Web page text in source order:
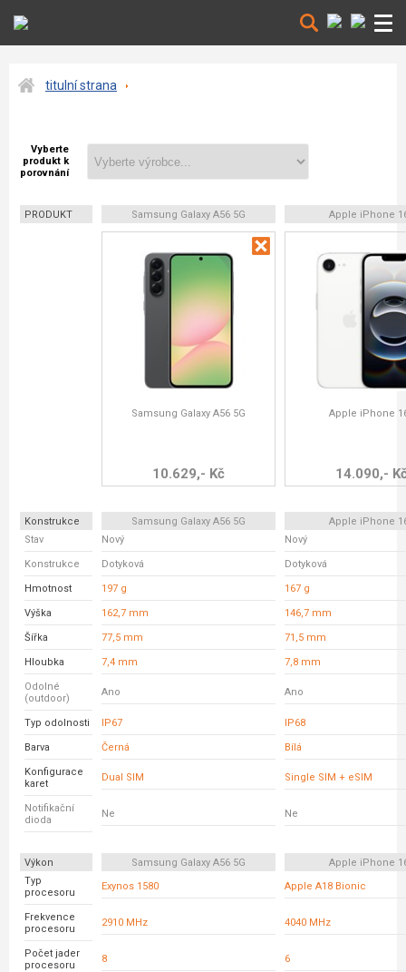
titulní strana
Vyberte
produkt k
porovnání
PRODUKT Samsung Galaxy A56 5G Apple iPhone
Samsung Galaxy A56 5G
10.629,- Kč
Apple iPhone
14.090,-
Konstrukce Samsung Galaxy A56 5G
Apple iPhone
Stav
Nový Nový
Konstrukce Dotyková Dotyková
Hmotnost 197 g 167 g
Výška 162,7 mm 146,7 mm
Šířka 77,5 mm 71,5 mm
Hloubka 7,4 mm 7,8 mm
Odolné
(outdoor)
Ano Ano
Typ odolnosti IP67 IP68
Barva Černá Bílá
Konfigurace
karet
Dual SIM Single SIM + eSIM
Notifikační
dioda
Ne Ne
Výkon Samsung Galaxy A56 5G
Apple iPhone
Typ
procesoru
Exynos 1580 Apple A18 Bionic
Frekvence
procesoru
2910 MHz 4040 MHz
Počet jader
procesoru
8 6